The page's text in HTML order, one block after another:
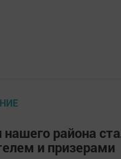
нашего района
и призерами